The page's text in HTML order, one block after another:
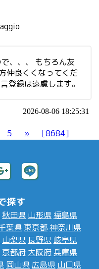
、、、 もちろん友
仲良くくなってくだ
登録は遠慮します。
2026-08-06 18:25:31
5 » [8684]
探す
秋田県 山形県福島県
葉県 東京都神奈川県
山梨県 長野県 岐阜県
京都府 大阪府 兵庫県
岡山県 広島県 山口県